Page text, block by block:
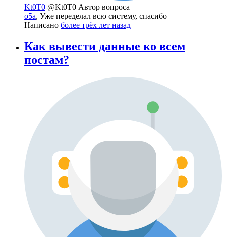
Kt0T0 @Kt0T0 Автор вопроса
o5a, Уже переделал всю систему, спасибо
Написано более трёх лет назад
Как вывести данные ко всем
постам?